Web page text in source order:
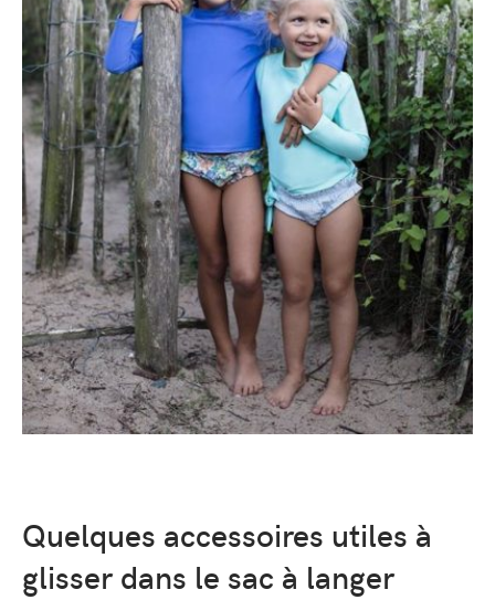
Quelques accessoires utiles à
glisser dans le sac à langer